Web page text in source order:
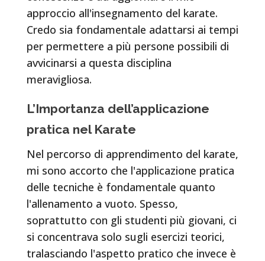
approccio all'insegnamento del karate.
Credo sia fondamentale adattarsi ai tempi
per permettere a più persone possibili di
avvicinarsi a questa disciplina
meravigliosa.
L’Importanza dell’applicazione
pratica nel Karate
Nel percorso di apprendimento del karate,
mi sono accorto che l'applicazione pratica
delle tecniche è fondamentale quanto
l'allenamento a vuoto. Spesso,
soprattutto con gli studenti più giovani, ci
si concentrava solo sugli esercizi teorici,
tralasciando l'aspetto pratico che invece è